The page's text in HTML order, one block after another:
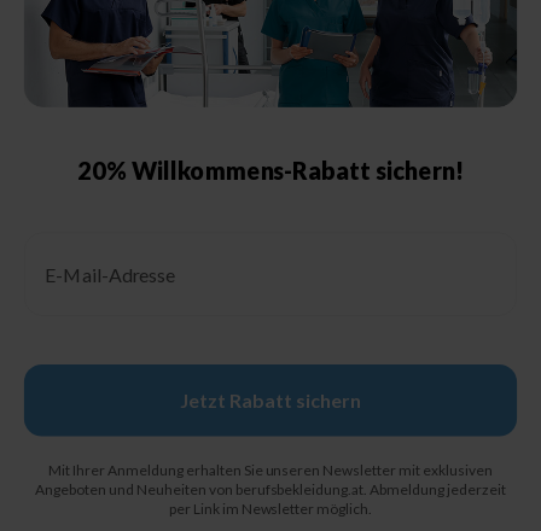
Pflegehinweise
Größentabelle Damen
Größentabelle Schuhe
Pflegehinweise
© 2026, Berufsbekleidung.de
20% Willkommens-Rabatt sichern!
Jetzt Rabatt sichern
Mit Ihrer Anmeldung erhalten Sie unseren Newsletter mit exklusiven
Angeboten und Neuheiten von berufsbekleidung.at. Abmeldung jederzeit
per Link im Newsletter möglich.